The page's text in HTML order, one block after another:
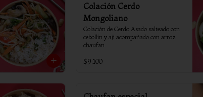
Colación Cerdo
Mongoliano
Colación de Cerdo Asado salteado con
cebollín y ají acompañado con arroz
chaufan
$9.100